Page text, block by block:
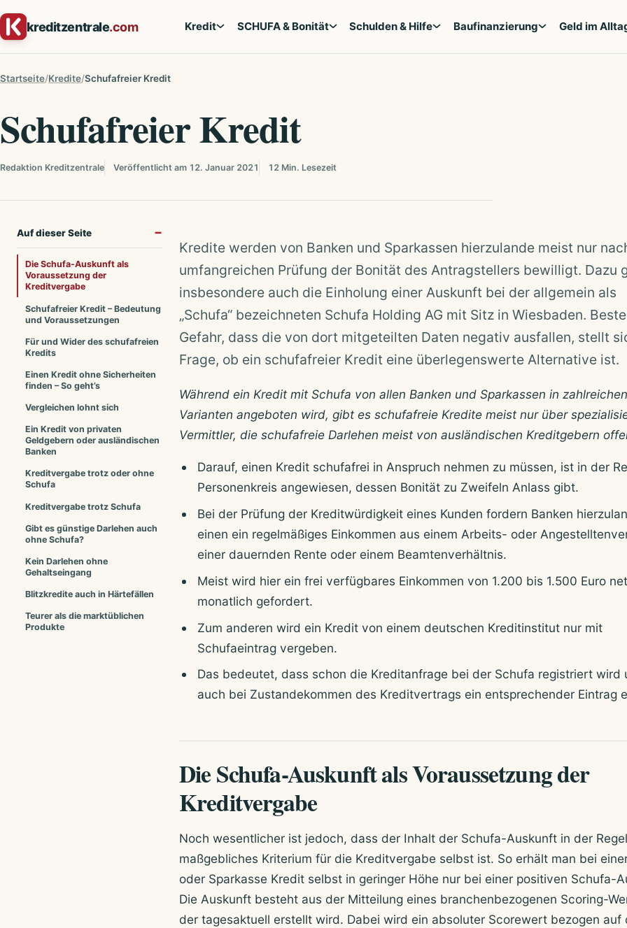
kreditzentrale.com Kredit SCHUFA & Bonität Schulden & Hilfe Baufinanzierung Geld im
Startseite Kredite Schufafreier Kredit
Schufafreier Kredit
Redaktion Kreditzentrale Veröffentlicht am 12. Januar 2021 12 Min. Lesezeit
Auf dieser Seite
Die Schufa-Auskunft als
Voraussetzung der
Kreditvergabe
Schufafreier Kredit – Bedeutung
und Voraussetzungen
Für und Wider des schufafreien
Kredits
Einen Kredit ohne Sicherheiten
finden – So geht’s
Vergleichen lohnt sich
Ein Kredit von privaten
Geldgebern oder ausländischen
Banken
Kreditvergabe trotz oder ohne
Schufa
Kreditvergabe trotz Schufa
Gibt es günstige Darlehen auch
ohne Schufa?
Kein Darlehen ohne
Gehaltseingang
Blitzkredite auch in Härtefällen
Teurer als die marktüblichen
Produkte
Kredite werden von Banken und Sparkassen hierzulande meist nur
umfangreichen Prüfung der Bonität des Antragstellers bewilligt. Dazu
insbesondere auch die Einholung einer Auskunft bei der allgemein als
„Schufa“ bezeichneten Schufa Holding AG mit Sitz in Wiesbaden.
Gefahr, dass die von dort mitgeteilten Daten negativ ausfallen, stellt
Frage, ob ein schufafreier Kredit eine überlegenswerte Alternative ist.
Während ein Kredit mit Schufa von allen Banken und Sparkassen in zahlreichen
Varianten angeboten wird, gibt es schufafreie Kredite meist nur über
Vermittler, die schufafreie Darlehen meist von ausländischen Kreditgebern
Darauf, einen Kredit schufafrei in Anspruch nehmen zu müssen, ist in der
Personenkreis angewiesen, dessen Bonität zu Zweifeln Anlass gibt.
Bei der Prüfung der Kreditwürdigkeit eines Kunden fordern Banken
einen ein regelmäßiges Einkommen aus einem Arbeits- oder
einer dauernden Rente oder einem Beamtenverhältnis.
Meist wird hier ein frei verfügbares Einkommen von 1.200 bis 1.500 Euro
monatlich gefordert.
Zum anderen wird ein Kredit von einem deutschen Kreditinstitut nur mit
Schufaeintrag vergeben.
Das bedeutet, dass schon die Kreditanfrage bei der Schufa registriert wird
auch bei Zustandekommen des Kreditvertrags ein entsprechender Eintrag
Die Schufa-Auskunft als Voraussetzung der
Kreditvergabe
Noch wesentlicher ist jedoch, dass der Inhalt der Schufa-Auskunft in der Regel
maßgebliches Kriterium für die Kreditvergabe selbst ist. So erhält man bei
oder Sparkasse Kredit selbst in geringer Höhe nur bei einer positiven Schufa-
Die Auskunft besteht aus der Mitteilung eines branchenbezogenen Scoring-
der tagesaktuell erstellt wird. Dabei wird ein absoluter Scorewert bezogen auf